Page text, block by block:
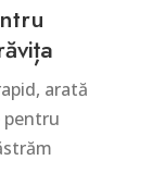
arată
pentru